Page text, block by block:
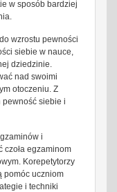
w sposób bardziej
wzrostu pewności
siebie w nauce,
dziedzinie.
nad swoimi
otoczeniu. Z
pewność siebie i
i
czoła egzaminom
Korepetytorzy
pomóc uczniom
i techniki